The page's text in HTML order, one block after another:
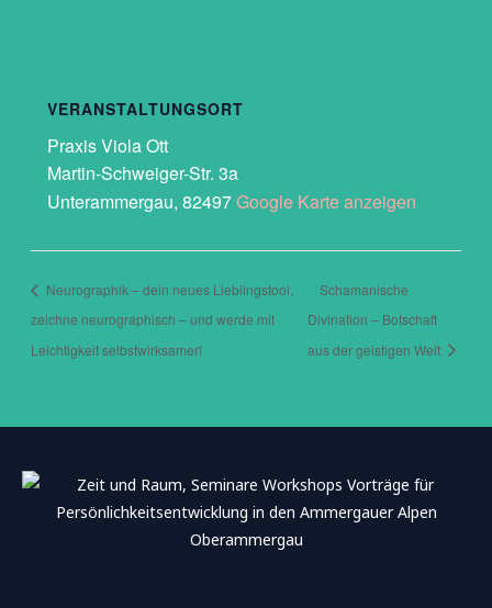
VERANSTALTUNGSORT
Praxis Viola Ott
Martin-Schweiger-Str. 3a
Unterammergau, 82497Google Karte anzeigen
Neurographik – dein neues Lieblingstool,
zeichne neurographisch – und werde mit
Leichtigkeit selbstwirksamer!
Schamanische
Divination – Botschaft
aus der geistigen Welt